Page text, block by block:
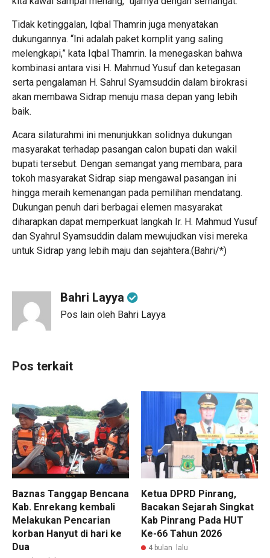
Tidak ketinggalan, Iqbal Thamrin juga menyatakan
dukungannya. “Ini adalah paket komplit yang saling
melengkapi,” kata Iqbal Thamrin. Ia menegaskan bahwa
kombinasi antara visi H. Mahmud Yusuf dan ketegasan
serta pengalaman H. Sahrul Syamsuddin dalam birokrasi
akan membawa Sidrap menuju masa depan yang lebih
baik.
Acara silaturahmi ini menunjukkan solidnya dukungan
masyarakat terhadap pasangan calon bupati dan wakil
bupati tersebut. Dengan semangat yang membara, para
tokoh masyarakat Sidrap siap mengawal pasangan ini
hingga meraih kemenangan pada pemilihan mendatang.
Dukungan penuh dari berbagai elemen masyarakat
diharapkan dapat memperkuat langkah Ir. H. Mahmud Yusuf
dan Syahrul Syamsuddin dalam mewujudkan visi mereka
untuk Sidrap yang lebih maju dan sejahtera.(Bahri/*)
Bahri Layya
Pos lain oleh Bahri Layya
Pos terkait
‌Baznas Tanggap Bencana
Kab. Enrekang kembali
Melakukan Pencarian
korban Hanyut di hari ke
Dua
Ketua DPRD Pinrang,
Bacakan Sejarah Singkat
Kab Pinrang Pada HUT
Ke-66 Tahun 2026
4 bulan lalu